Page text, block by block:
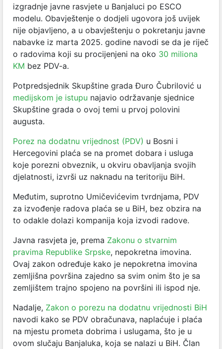
izgradnje javne rasvjete u Banjaluci po ESCO
modelu. Obavještenje o dodjeli ugovora još uvijek
nije objavljeno, a u obavještenju o pokretanju javne
nabavke iz marta 2025. godine navodi se da je riječ
o radovima koji su procijenjeni na oko 30 miliona
KM bez PDV-a.
Potpredsjednik Skupštine grada Đuro Čubrilović u
medijskom je istupu najavio održavanje sjednice
Skupštine grada o ovoj temi u prvoj polovini
augusta.
Porez na dodatnu vrijednost (PDV) u Bosni i
Hercegovini plaća se na promet dobara i usluga
koje porezni obveznik, u okviru obavljanja svojih
djelatnosti, izvrši uz naknadu na teritoriju BiH.
Međutim, suprotno Umičevićevim tvrdnjama, PDV
za izvođenje radova plaća se u BiH, bez obzira na
to odakle dolazi kompanija koja izvodi radove.
Javna rasvjeta je, prema Zakonu o stvarnim
pravima Republike Srpske, nepokretna imovina.
Ovaj zakon određuje kako je nepokretna imovina
zemljišna površina zajedno sa svim onim što je sa
zemljištem trajno spojeno na površini ili ispod nje.
Nadalje, Zakon o porezu na dodatnu vrijednosti BiH
navodi kako se PDV obračunava, naplaćuje i plaća
na mjestu prometa dobrima i uslugama, što je u
ovom slučaju Banjaluka, koja se nalazi u BiH. Član